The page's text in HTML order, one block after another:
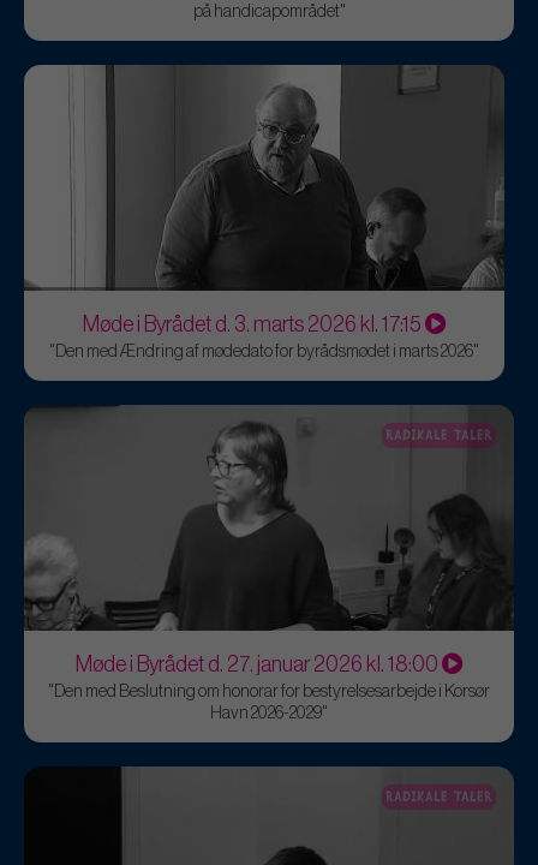
på handicapområdet"
Møde i Byrådet d. 3. marts 2026 kl. 17:15
"Den med Ændring af mødedato for byrådsmødet i marts 2026"
RADIKALE TALER
Møde i Byrådet d. 27. januar 2026 kl. 18:00
"Den med Beslutning om honorar for bestyrelsesarbejde i Korsør
Havn 2026-2029"
RADIKALE TALER